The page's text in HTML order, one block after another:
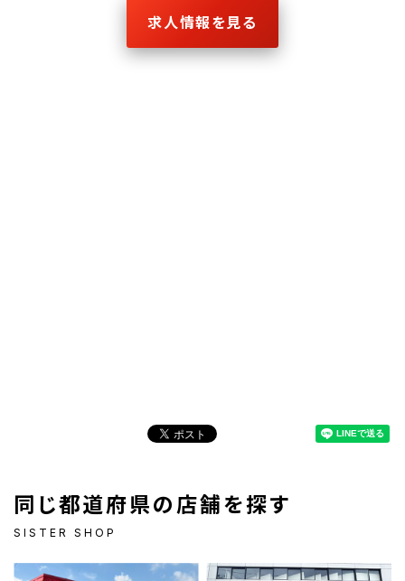
求人情報を見る
同じ都道府県の店舗を探す
SISTER SHOP